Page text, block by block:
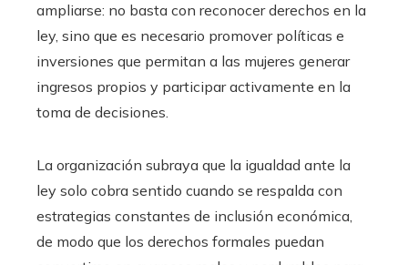
ampliarse: no basta con reconocer derechos en la
ley, sino que es necesario promover políticas e
inversiones que permitan a las mujeres generar
ingresos propios y participar activamente en la
toma de decisiones.
La organización subraya que la igualdad ante la
ley solo cobra sentido cuando se respalda con
estrategias constantes de inclusión económica,
de modo que los derechos formales puedan